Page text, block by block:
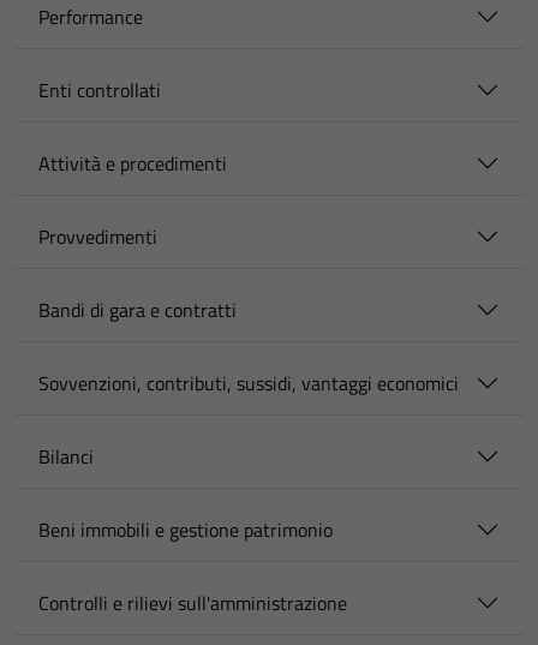
Performance
Enti controllati
Attività e procedimenti
Provvedimenti
Bandi di gara e contratti
Sovvenzioni, contributi, sussidi, vantaggi economici
Bilanci
Beni immobili e gestione patrimonio
Controlli e rilievi sull'amministrazione